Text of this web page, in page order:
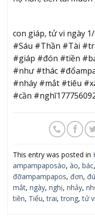
con giáp, tử vi ngày
#Sáu #Thần #Tài
#giáp #đón #tiền
#như #thác
#nháy #mắt #tiêu
#cần
This entry was posted in
ampampaposào, ào, bác,
đỡampampapos, đơn,
mắt, ngày, nghị, nhảy,
tiền, Tiểu,trai,trong,tử